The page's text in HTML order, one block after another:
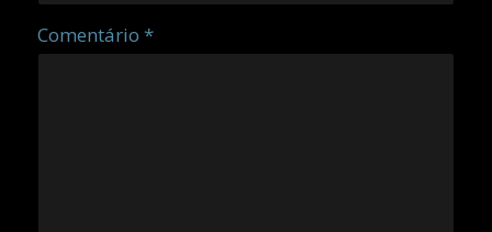
Comentário *